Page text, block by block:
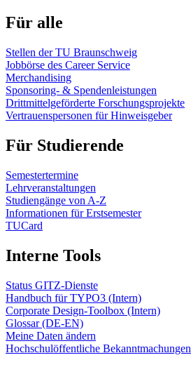
Für alle
Stellen der TU Braunschweig
Jobbörse des Career Service
Merchandising
Sponsoring- & Spendenleistungen
Drittmittelgeförderte Forschungsprojekte
Vertrauenspersonen für Hinweisgeber
Für Studierende
Semestertermine
Lehrveranstaltungen
Studiengänge von A-Z
Informationen für Erstsemester
TUCard
Interne Tools
Status GITZ-Dienste
Handbuch für TYPO3 (Intern)
Corporate Design-Toolbox (Intern)
Glossar (DE-EN)
Meine Daten ändern
Hochschulöffentliche Bekanntmachungen